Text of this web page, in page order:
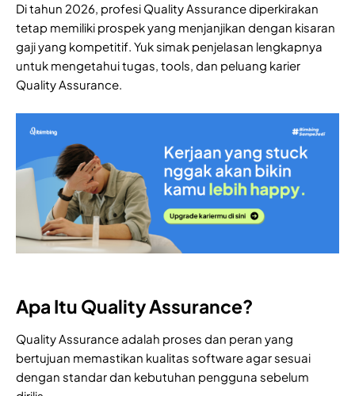
Di tahun 2026, profesi Quality Assurance diperkirakan
tetap memiliki prospek yang menjanjikan dengan kisaran
gaji yang kompetitif. Yuk simak penjelasan lengkapnya
untuk mengetahui tugas, tools, dan peluang karier
Quality Assurance.
Apa Itu Quality Assurance?
Quality Assurance adalah proses dan peran yang
bertujuan memastikan kualitas software agar sesuai
dengan standar dan kebutuhan pengguna sebelum